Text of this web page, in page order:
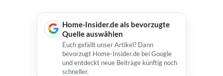
Home-Insider.de als bevorzugte
Quelle auswählen
Euch gefällt unser Artikel? Dann
bevorzugt Home-Insider.de bei Google
und entdeckt neue Beiträge künftig noch
schneller.